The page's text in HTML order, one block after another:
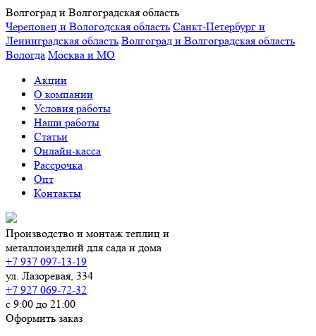
Волгоград и Волгоградская область
Череповец и Вологодская область Санкт-Петербург и
Ленинградская область Волгоград и Волгоградская область
Вологда Москва и МО
Акции
О компании
Условия работы
Наши работы
Статьи
Онлайн-касса
Рассрочка
Опт
Контакты
Производство и монтаж теплиц и
металлоизделий для сада и дома
+7 937 097-13-19
ул. Лазоревая, 334
+7 927 069-72-32
с 9:00 до 21:00
Оформить заказ